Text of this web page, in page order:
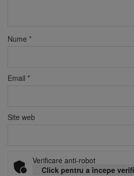
Nume *
Email *
Site web
Verificare anti-robot
Click pentru a începe